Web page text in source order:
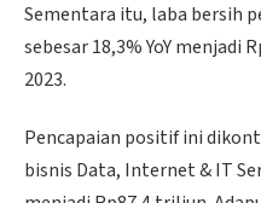
Sementara itu, laba bersih
sebesar 18,3% YoY menjadi
2023.
Pencapaian positif ini
bisnis Data, Internet & IT